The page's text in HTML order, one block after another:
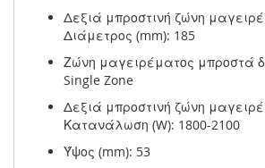
Δεξιά μπροστινή ζώνη
Διάμετρος (mm): 185
Ζώνη μαγειρέματος μπροστά
Single Zone
Δεξιά μπροστινή ζώνη
Κατανάλωση (W): 1800-2100
Ύψος (mm): 53